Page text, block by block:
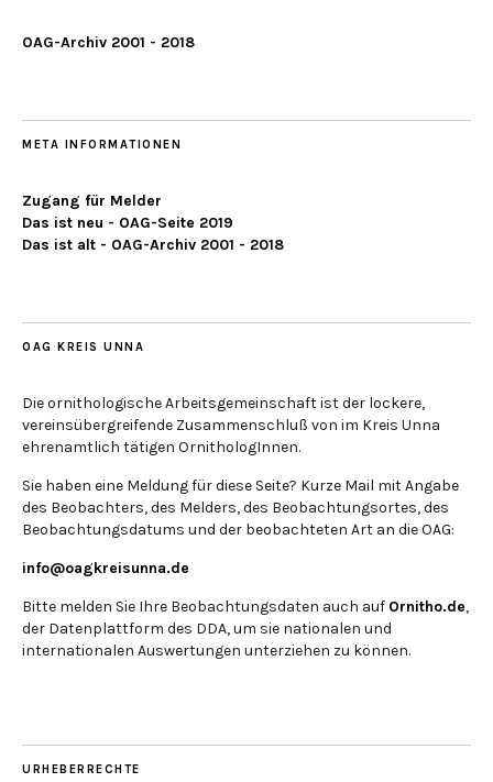
OAG-Archiv 2001 - 2018
META INFORMATIONEN
Zugang für Melder
Das ist neu - OAG-Seite 2019
Das ist alt - OAG-Archiv 2001 - 2018
OAG KREIS UNNA
Die ornithologische Arbeitsgemeinschaft ist der lockere,
vereinsübergreifende Zusammenschluß von im Kreis Unna
ehrenamtlich tätigen OrnithologInnen.
Sie haben eine Meldung für diese Seite? Kurze Mail mit Angabe
des Beobachters, des Melders, des Beobachtungsortes, des
Beobachtungsdatums und der beobachteten Art an die OAG:
info@oagkreisunna.de
Bitte melden Sie Ihre Beobachtungsdaten auch auf Ornitho.de,
der Datenplattform des DDA, um sie nationalen und
internationalen Auswertungen unterziehen zu können.
URHEBERRECHTE